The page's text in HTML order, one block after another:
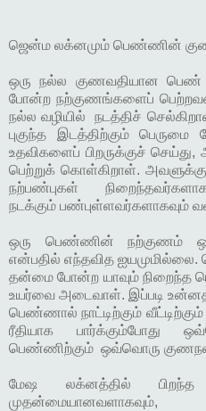
ஜென்ம லக்னமும் பெண்ணின்
ஒரு நல்ல குணவதியான பெண்
போன்ற நற்குணங்களைப்
நல்ல வழியில் நடத்திச்
புகுந்த இடத்திற்கும்
உதவிகளைப் பிறருக்குச்
பெற்றுக் கொள்கிறாள்.
நற்பண்புகள்
நடக்கும் பண்புள்ளவர்களாகவும்
ஒரு பெண்ணின் நற்குணம்
என்பதில் எந்தவித ஐயமுமில்லை.
தன்மை போன்ற யாவும் நிறைந்த
உயர்வை அடைவாள். இப்படி
பெண்ணால் நாட்டிற்கும்
ரீதியாக பார்க்கும்போது
பெண்ணிற்கும் ஒவ்வொரு
மேஷ லக்னத்தில் பிறந்த